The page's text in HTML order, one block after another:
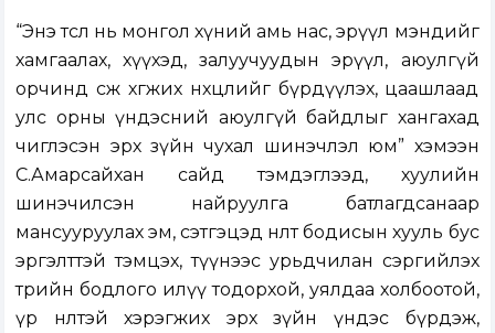
“Энэ төсөл нь монгол хүний амь нас, эрүүл мэндийг
хамгаалах, хүүхэд, залуучуудын эрүүл, аюулгүй
орчинд өсөж хөгжих нөхцөлийг бүрдүүлэх, цаашлаад
улс орны үндэсний аюулгүй байдлыг хангахад
чиглэсэн эрх зүйн чухал шинэчлэл юм” хэмээн
С.Амарсайхан сайд тэмдэглээд, хуулийн
шинэчилсэн найруулга батлагдсанаар
мансууруулах эм, сэтгэцэд нөлөөт бодисын хууль бус
эргэлттэй тэмцэх, түүнээс урьдчилан сэргийлэх
төрийн бодлого илүү тодорхой, уялдаа холбоотой,
үр нөлөөтэй хэрэгжих эрх зүйн үндэс бүрдэж,